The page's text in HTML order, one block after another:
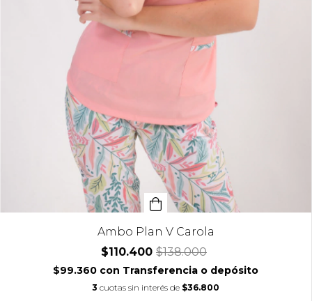
Ambo Plan V Carola
$110.400 $138.000
$99.360 con Transferencia o depósito
3 cuotas sin interés de $36.800